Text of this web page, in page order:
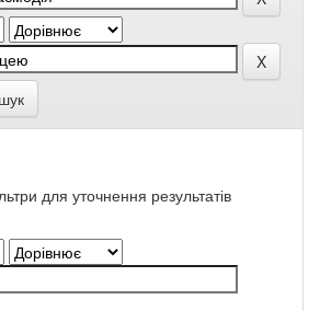
для уточнення результатів